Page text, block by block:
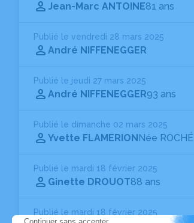
Jean-Marc ANTOINE81 ans
Publié le vendredi 28 mars 2025
André NIFFENEGGER
Publié le jeudi 27 mars 2025
André NIFFENEGGER93 ans
Publié le dimanche 02 mars 2025
Yvette FLAMERIONNée ROCHÉ
Publié le mardi 18 février 2025
Ginette DROUOT88 ans
Publié le mardi 18 février 2025